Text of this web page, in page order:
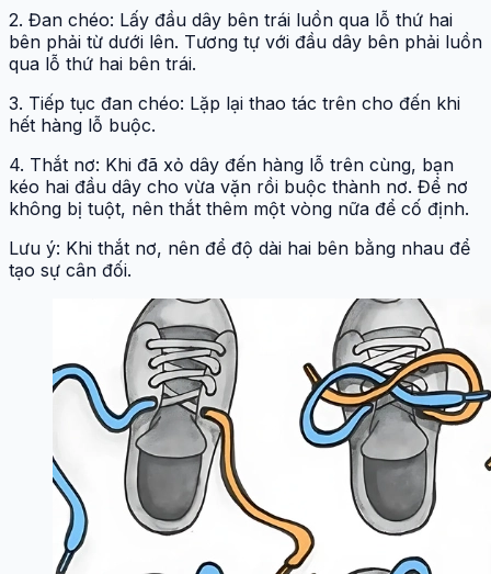
2. Đan chéo: Lấy đầu dây bên trái luồn qua lỗ thứ hai
bên phải từ dưới lên. Tương tự với đầu dây bên phải luồn
qua lỗ thứ hai bên trái.
3. Tiếp tục đan chéo: Lặp lại thao tác trên cho đến khi
hết hàng lỗ buộc.
4. Thắt nơ: Khi đã xỏ dây đến hàng lỗ trên cùng, bạn
kéo hai đầu dây cho vừa vặn rồi buộc thành nơ. Để nơ
không bị tuột, nên thắt thêm một vòng nữa để cố định.
Lưu ý: Khi thắt nơ, nên để độ dài hai bên bằng nhau để
tạo sự cân đối.